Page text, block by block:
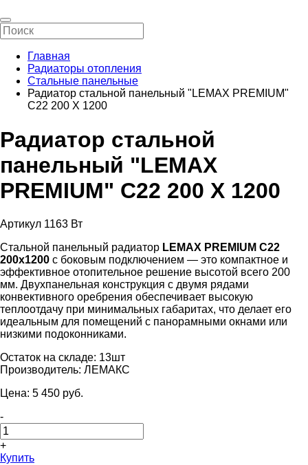
Главная
Радиаторы отопления
Стальные панельные
Радиатор стальной панельный "LEMAX PREMIUM"
C22 200 X 1200
Радиатор стальной
панельный "LEMAX
PREMIUM" C22 200 X 1200
Артикул 1163 Вт
Стальной панельный радиатор LEMAX PREMIUM C22
200x1200 с боковым подключением — это компактное и
эффективное отопительное решение высотой всего 200
мм. Двухпанельная конструкция с двумя рядами
конвективного оребрения обеспечивает высокую
теплоотдачу при минимальных габаритах, что делает его
идеальным для помещений с панорамными окнами или
низкими подоконниками.
Остаток на складе: 13шт
Производитель: ЛЕМАКС
Цена: 5 450 pуб.
-
+
Купить